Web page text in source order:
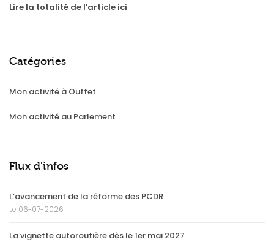
Lire la totalité de l'article ici
Catégories
Mon activité à Ouffet
Mon activité au Parlement
Flux d'infos
L’avancement de la réforme des PCDR
Le 06-07-2026
La vignette autoroutière dès le 1er mai 2027